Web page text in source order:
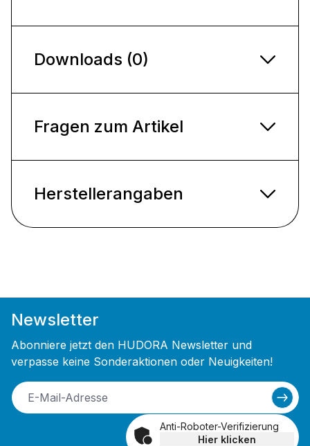
Downloads (0)
Fragen zum Artikel
Herstellerangaben
Newsletter
Abonniere jetzt den HUDORA Newsletter und
verpasse keine Sonderaktionen oder Neuigkeiten!
Anti-Roboter-Verifizierung
Hier klicken